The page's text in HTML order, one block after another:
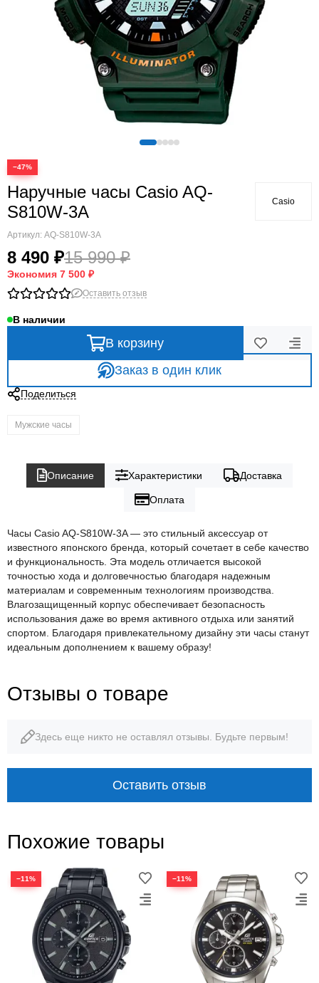
−47%
Наручные часы Casio AQ-
S810W-3A
Артикул: AQ-S810W-3A
8 490 ₽15 990 ₽
Экономия 7 500 ₽
Casio
Оставить отзыв
В наличии
В корзину
Заказ в один клик
Поделиться
Мужские часы
Описание Характеристики Доставка
Оплата
Часы Casio AQ-S810W-3A — это стильный аксессуар от
известного японского бренда, который сочетает в себе качество
и функциональность. Эта модель отличается высокой
точностью хода и долговечностью благодаря надежным
материалам и современным технологиям производства.
Влагозащищенный корпус обеспечивает безопасность
использования даже во время активного отдыха или занятий
спортом. Благодаря привлекательному дизайну эти часы станут
идеальным дополнением к вашему образу!
Отзывы о товаре
Здесь еще никто не оставлял отзывы. Будьте первым!
Оставить отзыв
Похожие товары
−11% −11%